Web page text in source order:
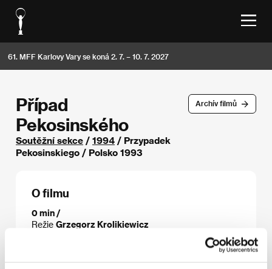
61. MFF Karlovy Vary se koná 2. 7. – 10. 7. 2027
Archív filmů
Případ
Pekosinského
Soutěžní sekce / 1994 / Przypadek
Pekosinskiego / Polsko 1993
O filmu
0 min /
Režie Grzegorz Krolikiewicz